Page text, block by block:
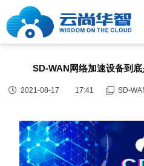
SD-WAN网络加速设备到
2021-08-17 17:41 SD-